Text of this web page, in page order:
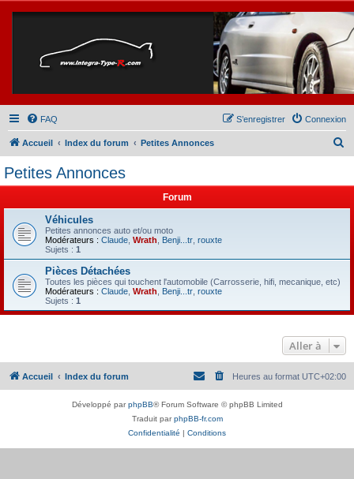
FAQ Connexion
S’enregistrer
Accueil Index du forum Petites Annonces
r
Petites Annonces
Forum
Véhicules
Petites annonces auto et/ou moto
Modérateurs : Claude Wrath Benji...tr rouxte
Sujets : 1
Pièces Détachées
Toutes les pièces qui touchent l'automobile (Carrosserie, hifi, mecanique, etc)
Modérateurs : Claude Wrath Benji...tr rouxte
Sujets : 1
Aller à
Accueil Index du forum Heures au format UTC+02:00
Développé parphpBB® Forum Software © phpBB Limited
Traduit parphpBB-fr.com
Confidentialité | Conditions